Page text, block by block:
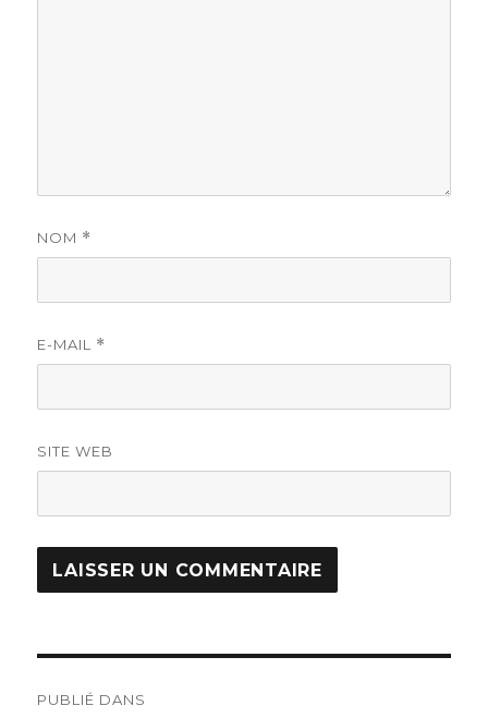
NOM *
E-MAIL *
SITE WEB
PUBLIÉ DANS